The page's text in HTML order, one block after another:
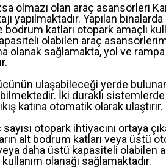
olmazı olan araç asansörleri
yapılmaktadır. Yapılan
bodrum katları otopark amaçlı
olabilen araç
olanak sağlamakta, yol ve rampa
ulaşabileceği yerde
İki duraklı
katına otomatik olarak ulaştırır.
otopark ihtiyacını ortaya
alt bodrum katları veya üstü
daha üstü kapasiteli olabilen
olanağı sağlamaktadır.